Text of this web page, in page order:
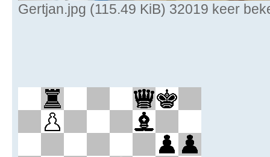
Gertjan.jpg (115.49 KiB) 32019 keer